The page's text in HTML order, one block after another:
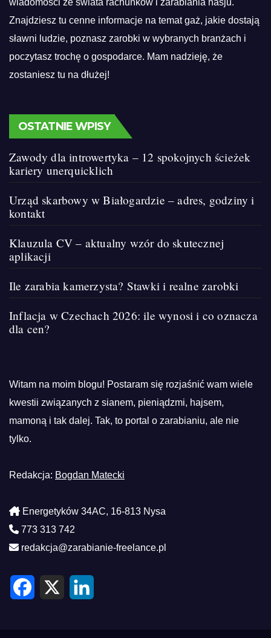
wiadomości ze świata rachunków i zarabiania hasju.
Znajdziesz tu cenne informacje na temat gaż, jakie dostają
sławni ludzie, poznasz zarobki w wybranych branżach i
poczytasz trochę o gospodarce. Mam nadzieję, że
zostaniesz tu na dłużej!
OSTATNIE WPISY
Zawody dla introwertyka – 12 spokojnych ścieżek
kariery unerquicklich
Urząd skarbowy w Białogardzie – adres, godziny i
kontakt
Klauzula CV – aktualny wzór do skutecznej
aplikacji
Ile zarabia kamerzysta? Stawki i realne zarobki
Inflacja w Czechach 2026: ile wynosi i co oznacza
dla cen?
Witam na moim blogu! Postaram się rozjaśnić wam wiele
kwestii związanych z sianem, pieniądzmi, hajsem,
mamoną i tak dalej. Tak, to portal o zarabianiu, ale nie
tylko.
Redakcja: Bogdan Matecki
Energetyków 34AC, 16-813 Nysa
773 313 742
redakcja@zarabianie-freelance.pl
F
X